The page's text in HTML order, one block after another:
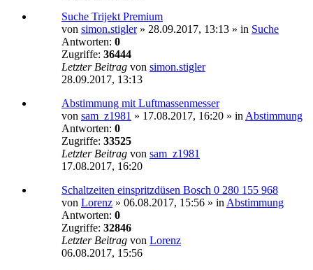
Suche Trijekt Premium
von simon.stigler» 28.09.2017, 13:13 » in Suche
Antworten: 0
Zugriffe: 36444
Letzter Beitrag von simon.stigler
28.09.2017, 13:13
Abstimmung mit Luftmassenmesser
von sam_z1981 » 17.08.2017, 16:20 » in Abstimmung
Antworten: 0
Zugriffe: 33525
Letzter Beitrag von sam_z1981
17.08.2017, 16:20
Schaltzeiten einspritzdüsen Bosch 0 280 155 968
von Lorenz » 06.08.2017, 15:56 » in Abstimmung
Antworten: 0
Zugriffe: 32846
Letzter Beitrag von Lorenz
06.08.2017, 15:56